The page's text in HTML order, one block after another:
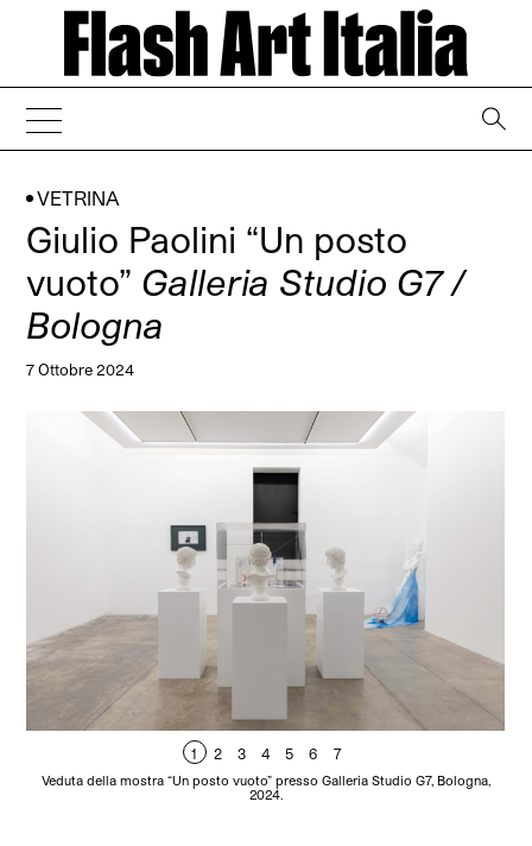
VETRINA
Giulio Paolini “Un posto
vuoto” Galleria Studio G7 /
Bologna
7 Ottobre 2024
1 2 3 4 5 6 7
Veduta della mostra “Un posto vuoto” presso Galleria Studio G7, Bologna,
2024.